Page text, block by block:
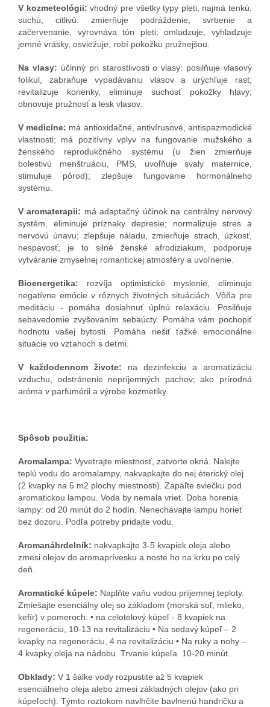
V kozmeteológii: vhodný pre všetky typy pleti, najmä tenkú,
suchú, citlivú: zmierňuje podráždenie, svrbenie a
začervenanie, vyrovnáva tón pleti; omladzuje, vyhladzuje
jemné vrásky, osviežuje, robí pokožku pružnejšou.
Na vlasy: účinný pri starostlivosti o vlasy: posilňuje vlasový
folikul, zabraňuje vypadávaniu vlasov a urýchľuje rast;
revitalizuje korienky, eliminuje suchosť pokožky hlavy;
obnovuje pružnosť a lesk vlasov.
V medicíne: má antioxidačné, antivírusové, antispazmodické
vlastnosti; má pozitívny vplyv na fungovanie mužského a
ženského reprodukčného systému (u žien zmierňuje
bolestivú menštruáciu, PMS, uvoľňuje svaly maternice,
stimuluje pôrod); zlepšuje fungovanie hormonálneho
systému.
V aromaterapii: má adaptačný účinok na centrálny nervový
systém, eliminuje príznaky depresie; normalizuje stres a
nervovú únavu; zlepšuje náladu, zmierňuje strach, úzkosť,
nespavosť; je to silné ženské afrodiziakum, podporuje
vytváranie zmyselnej romantickej atmosféry a uvoľnenie.
Bioenergetika: rozvíja optimistické myslenie, eliminuje
negatívne emócie v rôznych životných situáciách. Vôňa pre
meditáciu - pomáha dosiahnuť úplnú relaxáciu. Posilňuje
sebavedomie zvyšovaním sebaúcty. Pomáha vám pochopiť
hodnotu vašej bytosti. Pomáha riešiť ťažké emocionálne
situácie vo vzťahoch s deťmi.
V každodennom živote: na dezinfekciu a aromatizáciu
vzduchu, odstránenie nepríjemných pachov; ako prírodná
aróma v parfumérii a výrobe kozmetiky.
Spôsob použitia:
Aromalampa: Vyvetrajte miestnosť, zatvorte okná. Nalejte
teplú vodu do aromalampy, nakvapkajte do nej éterický olej
(2 kvapky na 5 m2 plochy miestnosti). Zapáľte sviečku pod
aromatickou lampou. Voda by nemala vrieť. Doba horenia
lampy: od 20 minút do 2 hodín. Nenechávajte lampu horieť
bez dozoru. Podľa potreby pridajte vodu.
Aromanáhrdelník: nakvapkajte 3-5 kvapiek oleja alebo
zmesi olejov do aromaprívesku a noste ho na krku po celý
deň.
Aromatické kúpele: Naplňte vaňu vodou príjemnej teploty.
Zmiešajte esenciálny olej so základom (morská soľ, mlieko,
kefír) v pomeroch: • na celotelový kúpeľ - 8 kvapiek na
regeneráciu, 10-13 na revitalizáciu • Na sedavý kúpeľ – 2
kvapky na regeneráciu, 4 na revitalizáciu • Na ruky a nohy –
4 kvapky oleja na nádobu. Trvanie kúpeľa 10-20 minút.
Obklady: V 1 šálke vody rozpustite až 5 kvapiek
esenciálneho oleja alebo zmesi základných olejov (ako pri
kúpeľoch). Týmto roztokom navlhčite bavlnenú handričku a